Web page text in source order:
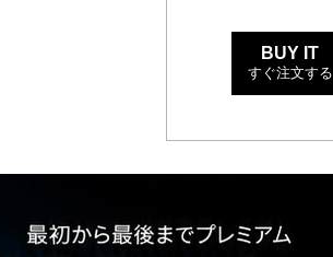
BUY IT
すぐ注文する